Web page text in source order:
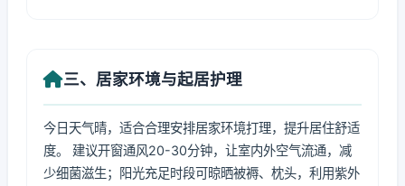
三、居家环境与起居护理
今日天气晴，适合合理安排居家环境打理，提升居住舒适
度。 建议开窗通风20-30分钟，让室内外空气流通，减
少细菌滋生；阳光充足时段可晾晒被褥、枕头，利用紫外